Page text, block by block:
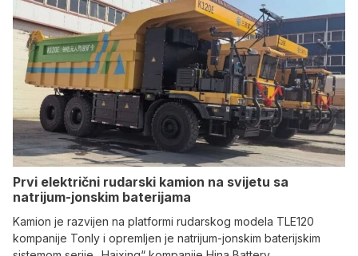
Prvi električni rudarski kamion na svijetu sa
natrijum-jonskim baterijama
Kamion je razvijen na platformi rudarskog modela TLE120
kompanije Tonly i opremljen je natrijum-jonskim baterijskim